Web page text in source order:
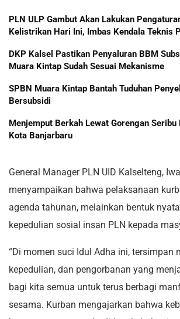
PLN ULP Gambut Akan Lakukan
Kelistrikan Hari Ini, Imbas Kendala Teknis
DKP Kalsel Pastikan Penyaluran BBM
Muara Kintap Sudah Sesuai Mekanisme
SPBN Muara Kintap Bantah Tuduhan
Bersubsidi
Menjemput Berkah Lewat Gorengan Seribu
Kota Banjarbaru
General Manager PLN UID Kalselteng,
menyampaikan bahwa pelaksanaan
agenda tahunan, melainkan bentuk
kepedulian sosial insan PLN kepada
“Di momen suci Idul Adha ini, tersimpan
kepedulian, dan pengorbanan yang
bagi kita semua untuk terus berbagi
sesama. Kurban mengajarkan bahwa